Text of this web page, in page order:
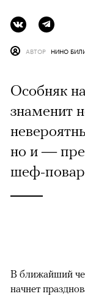
АВТОР НИНО
Особняк
знаменит
но и —
шеф-
В ближайший
начнет